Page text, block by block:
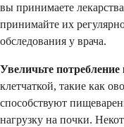
вы принимаете
принимайте их
обследования у врача.
Увеличьте потребление
клетчаткой, такие как
способствуют
нагрузку на почки.